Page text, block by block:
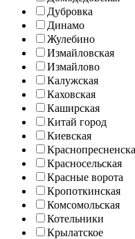
Дубровка
Динамо
Жулебино
Измайловская
Измайлово
Калужская
Каховская
Каширская
Китай город
Киевская
Красносельская
Красные ворота
Кропоткинская
Комсомольская
Котельники
Крылатское